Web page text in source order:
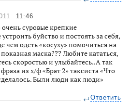
11:46
суровые крепкие
буйство и постоять за себя,
чем одеть «косуху» помочиться на
маска??? Любите кататься,
скоростью и улыбайтесь..А так
из х/ф «Брат 2» таксиста «Что
Были люди как люди»
Ответить